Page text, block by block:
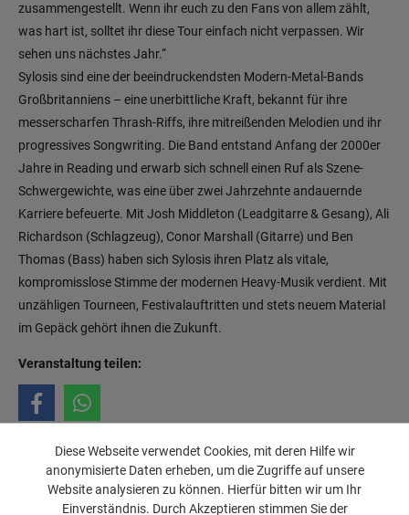
Diese Webseite verwendet Cookies, mit deren Hilfe wir
anonymisierte Daten erheben, um die Zugriffe auf unsere
Website analysieren zu können. Hierfür bitten wir um Ihr
Einverständnis. Durch Akzeptieren stimmen Sie der
zusammengestellt. Wenn ihr euch zu den Fans von allem zählt,
was hart ist, solltet ihr diese Tour einfach nicht verpassen. Wir
sehen uns nächstes Jahr.“
Sylosis sind eine der beeindruckendsten Modern-Metal-Bands
Großbritanniens – eine unerbittliche Kraft, bekannt für ihre
messerscharfen Thrash-Riffs, ihre mitreißenden Melodien und ihr
progressives Songwriting. Die Band entstand Anfang der 2000er
Jahre in Reading und erwarb sich schnell einen Ruf als Szene-
Schwergewichte, was eine über zwei Jahrzehnte andauernde
Karriere befeuerte. Mit Josh Middleton (Leadgitarre & Gesang), Ali
Richardson (Schlagzeug), Conor Marshall (Gitarre) und Ben
Thomas (Bass) haben sich Sylosis ihren Platz als vitale,
kompromisslose Stimme der modernen Heavy-Musik verdient. Mit
unzähligen Tourneen, Festivalauftritten und stets neuem Material
im Gepäck gehört ihnen die Zukunft.
Veranstaltung teilen: